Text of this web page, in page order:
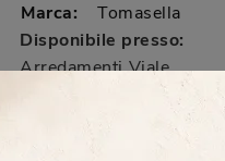
Marca:
Tomasella
Disponibile presso:
Arredamenti Viale
Lombardia,